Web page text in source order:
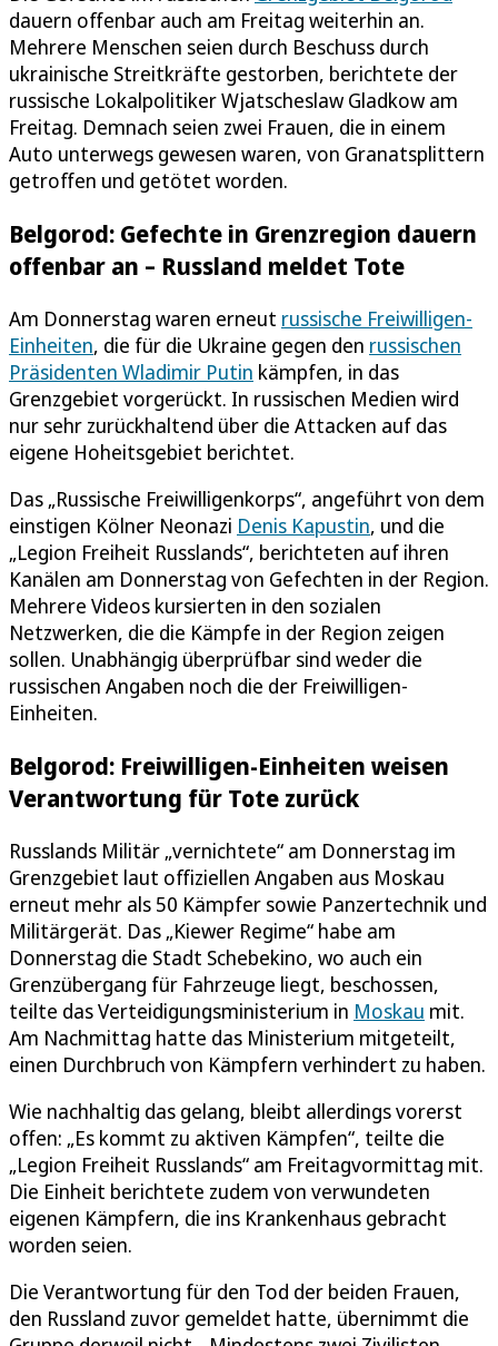
dauern offenbar auch am Freitag weiterhin an.
Mehrere Menschen seien durch Beschuss durch
ukrainische Streitkräfte gestorben, berichtete der
russische Lokalpolitiker Wjatscheslaw Gladkow am
Freitag. Demnach seien zwei Frauen, die in einem
Auto unterwegs gewesen waren, von Granatsplittern
getroffen und getötet worden.
Belgorod: Gefechte in Grenzregion dauern
offenbar an – Russland meldet Tote
Am Donnerstag waren erneut russische Freiwilligen-
Einheiten, die für die Ukraine gegen den russischen
Präsidenten Wladimir Putin kämpfen, in das
Grenzgebiet vorgerückt. In russischen Medien wird
nur sehr zurückhaltend über die Attacken auf das
eigene Hoheitsgebiet berichtet.
Das „Russische Freiwilligenkorps“, angeführt von dem
einstigen Kölner Neonazi Denis Kapustin, und die
„Legion Freiheit Russlands“, berichteten auf ihren
Kanälen am Donnerstag von Gefechten in der Region.
Mehrere Videos kursierten in den sozialen
Netzwerken, die die Kämpfe in der Region zeigen
sollen. Unabhängig überprüfbar sind weder die
russischen Angaben noch die der Freiwilligen-
Einheiten.
Belgorod: Freiwilligen-Einheiten weisen
Verantwortung für Tote zurück
Russlands Militär „vernichtete“ am Donnerstag im
Grenzgebiet laut offiziellen Angaben aus Moskau
erneut mehr als 50 Kämpfer sowie Panzertechnik und
Militärgerät. Das „Kiewer Regime“ habe am
Donnerstag die Stadt Schebekino, wo auch ein
Grenzübergang für Fahrzeuge liegt, beschossen,
teilte das Verteidigungsministerium in Moskau mit.
Am Nachmittag hatte das Ministerium mitgeteilt,
einen Durchbruch von Kämpfern verhindert zu haben.
Wie nachhaltig das gelang, bleibt allerdings vorerst
offen: „Es kommt zu aktiven Kämpfen“, teilte die
„Legion Freiheit Russlands“ am Freitagvormittag mit.
Die Einheit berichtete zudem von verwundeten
eigenen Kämpfern, die ins Krankenhaus gebracht
worden seien.
Die Verantwortung für den Tod der beiden Frauen,
den Russland zuvor gemeldet hatte, übernimmt die